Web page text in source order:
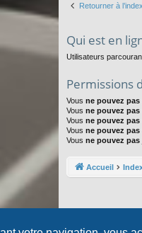
Retourner à
Qui est en
Utilisateurs
Permissions
Vous ne pouvez pas
Vous ne pouvez pas
Vous ne pouvez pas
Vous ne pouvez pas
Vous ne pouvez pas
Accueil